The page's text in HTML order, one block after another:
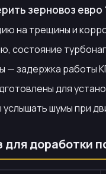
зерновоз евро
на трещины и
задержка работы
для
шумы при
доработки